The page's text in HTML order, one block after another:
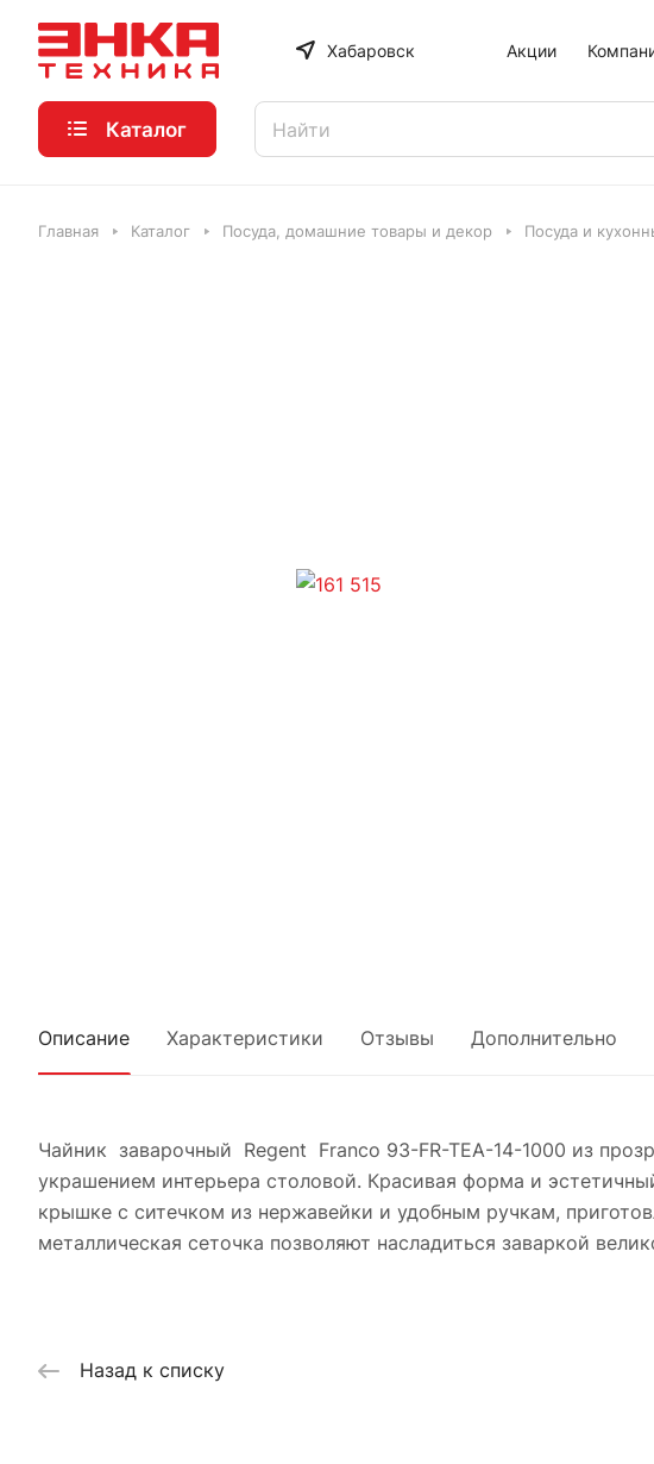
Хабаровск Акции
Каталог
Главная Каталог Посуда, домашние товары и декор Посуда и
Описание Характеристики Отзывы Дополнительно
Чайник заварочный Regent Franco 93-FR-TEA-14-1000 из
украшением интерьера столовой. Красивая форма и
крышке с ситечком из нержавейки и удобным ручкам,
металлическая сеточка позволяют насладиться заваркой
Назад к списку